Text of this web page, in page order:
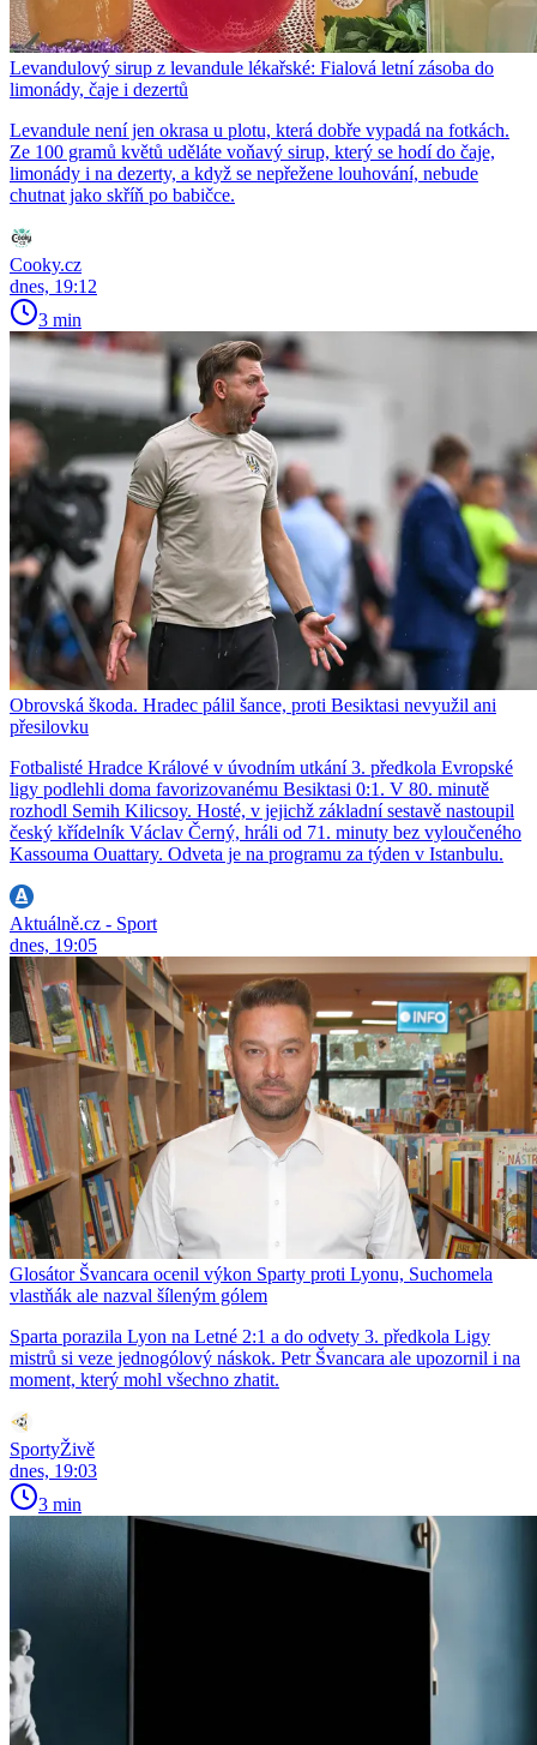
Levandulový sirup z levandule lékařské: Fialová letní zásoba do
limonády, čaje i dezertů
Levandule není jen okrasa u plotu, která dobře vypadá na fotkách.
Ze 100 gramů květů uděláte voňavý sirup, který se hodí do čaje,
limonády i na dezerty, a když se nepřežene louhování, nebude
chutnat jako skříň po babičce.
Cooky.cz
dnes, 19:12
3 min
Obrovská škoda. Hradec pálil šance, proti Besiktasi nevyužil ani
přesilovku
Fotbalisté Hradce Králové v úvodním utkání 3. předkola Evropské
ligy podlehli doma favorizovanému Besiktasi 0:1. V 80. minutě
rozhodl Semih Kilicsoy. Hosté, v jejichž základní sestavě nastoupil
český křídelník Václav Černý, hráli od 71. minuty bez vyloučeného
Kassouma Ouattary. Odveta je na programu za týden v Istanbulu.
Aktuálně.cz - Sport
dnes, 19:05
Glosátor Švancara ocenil výkon Sparty proti Lyonu, Suchomela
vlastňák ale nazval šíleným gólem
Sparta porazila Lyon na Letné 2:1 a do odvety 3. předkola Ligy
mistrů si veze jednogólový náskok. Petr Švancara ale upozornil i na
moment, který mohl všechno zhatit.
SportyŽivě
dnes, 19:03
3 min